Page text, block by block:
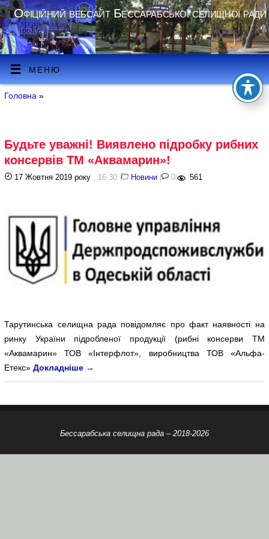
Офіційний вебсайт Бессарабської селищної ради
МЕНЮ
Головна »
Будьте уважні! Виявлено підробку рибних
консервів ТМ «Аквамарин»!
17 Жовтня 2019 року , 16:30 | Новини | 0 | 561
Тарутинська селищна рада повідомляє про факт наявності на
ринку України підробленої продукції (рибні консерви ТМ
«Аквамарин» ТОВ «Інтерфлот», виробництва ТОВ «Альфа-
Етекс»Докладніше →
Бессарабська селищна рада – 2018-2026